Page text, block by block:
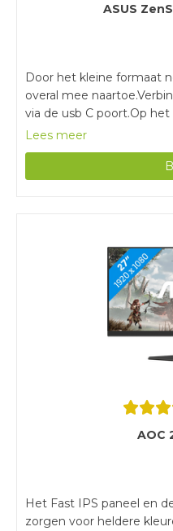
ASUS
Door het kleine formaat
overal mee
via de usb C poort.Op
iedere kijkhoek heldere
heeft geen touchscreen,
vingers bedient.
Lees meer
AOC
Het Fast IPS paneel en
zorgen voor heldere